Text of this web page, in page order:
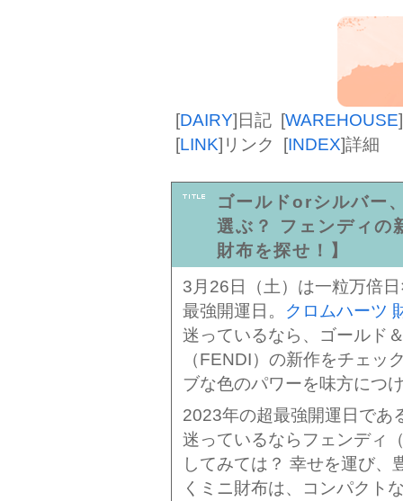
[DAIRY]日記 [WAREHOUSE]
[LINK] リンク [INDEX]詳細
ゴールドorシルバー
選ぶ？ フェンディの
財布を探せ！】
3月26日（土）は一粒万倍
最強開運日。 クロムハーツ
迷っているなら、ゴールド
（FENDI）の新作をチェッ
ブな色のパワーを味方につ
2023年の超最強開運日であ
迷っているならフェンディ
してみては？ 幸せを運び、
くミニ財布は、コンパクト